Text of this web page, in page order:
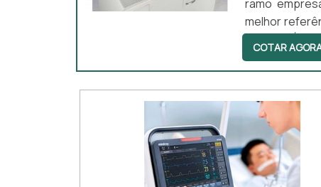
ramo
melhor
inovadora,
ultrassônicas
entrega fin...
COTAR